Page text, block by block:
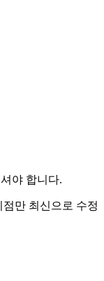
야 합니다.
만 최신으로 수정